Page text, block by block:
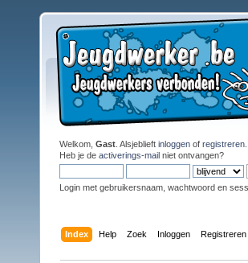
Welkom, Gast . Alsjeblieft inloggen of registreren
Heb je de activerings-mail niet ontvangen?
Login met gebruikersnaam, wachtwoord en
Index Help Zoek Inloggen Registreren